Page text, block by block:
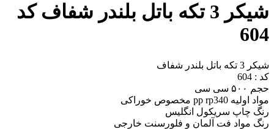
شیکر 3 تکه باتل بلندر شفاف کد
604
شیکر 3 تکه باتل بلندر شفاف
کد : 604
حجم ۵۰۰ سی سی
مواد اولیه pp rp340 مخصوص خوراکی
رنگ چاپ سریکول انگلیس
رنگ مواد فت آلمان و فلورسنت خارجی